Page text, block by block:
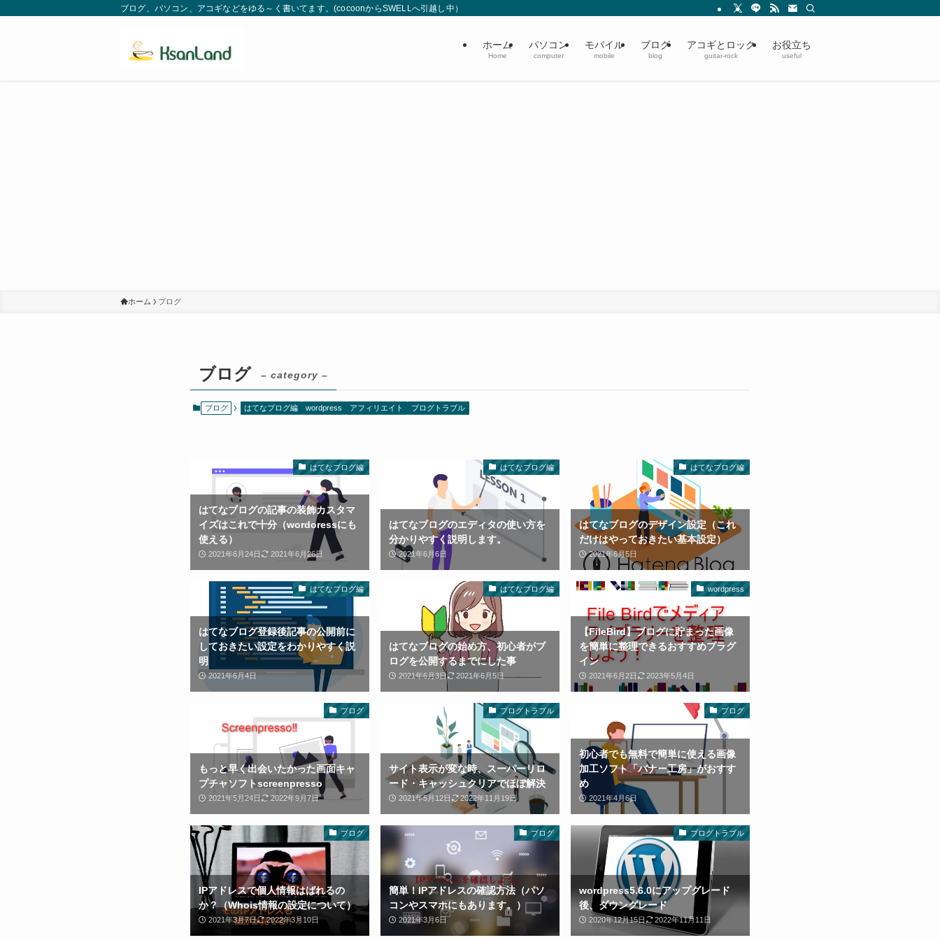
ブログ、パソコン、アコギなどをゆる～く書いてます。(cocoonからSWELLへ引越し中）
ホーム
Home
パソコン
computer
モバイル
mobile
ブログ
blog
アコギとロック
guitar-rock
お役立ち
useful
ホーム ブログ
ブログ – category –
ブログ はてなブログ編 wordpress アフィリエイト ブログトラブル
はてなブログ編
はてなブログの記事の装飾カスタマ
イズはこれで十分（wordoressにも
使える）
2021年6月24日 2021年6月26日
はてなブログ編
はてなブログのエディタの使い方を
分かりやすく説明します。
2021年6月6日
はてなブログ編
はてなブログのデザイン設定（これ
だけはやっておきたい基本設定）
2021年6月5日
はてなブログ編
はてなブログ登録後記事の公開前に
しておきたい設定をわかりやすく説
明
2021年6月4日
はてなブログ編
はてなブログの始め方、初心者がブ
ログを公開するまでにした事
2021年6月3日 2021年6月5日
wordpress
【FileBird】ブログに貯まった画像
を簡単に整理できるおすすめプラグ
イン
2021年6月2日 2023年5月4日
ブログ
もっと早く出会いたかった画面キャ
プチャソフトscreenpresso
2021年5月24日 2022年9月7日
ブログトラブル
サイト表示が変な時、スーパーリロ
ード・キャッシュクリアでほぼ解決
2021年5月12日 2022年11月19日
ブログ
初心者でも無料で簡単に使える画像
加工ソフト「バナー工房」がおすす
め
2021年4月6日
ブログ
IPアドレスで個人情報はばれるの
か？（Whois情報の設定について）
2021年3月7日 2022年3月10日
ブログ
簡単！IPアドレスの確認方法（パソ
コンやスマホにもあります。）
2021年3月6日
ブログトラブル
wordpress5.6.0にアップグレード
後、ダウングレード
2020年12月15日 2022年11月11日